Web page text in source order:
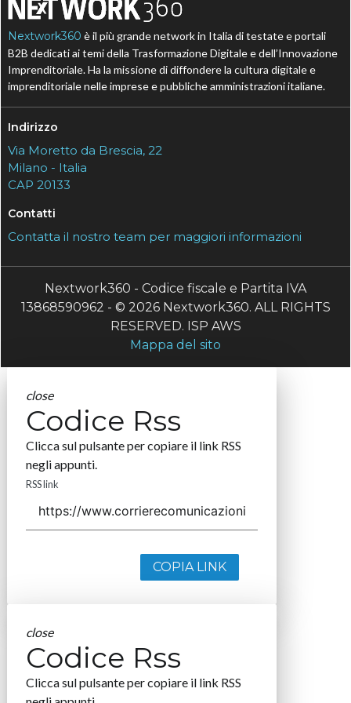
Nextwork360 è il più grande network in Italia di testate e portali
B2B dedicati ai temi della Trasformazione Digitale e dell’Innovazione
Imprenditoriale. Ha la missione di diffondere la cultura digitale e
imprenditoriale nelle imprese e pubbliche amministrazioni italiane.
Indirizzo
Via Moretto da Brescia, 22
Milano - Italia
CAP 20133
Contatti
Contatta il nostro team per maggiori informazioni
Nextwork360 - Codice fiscale e Partita IVA
13868590962 - © 2026 Nextwork360. ALL RIGHTS
RESERVED. ISP AWS
Mappa del sito
close
Codice Rss
Clicca sul pulsante per copiare il link RSS
negli appunti.
RSS link
COPIA LINK
close
Codice Rss
Clicca sul pulsante per copiare il link RSS